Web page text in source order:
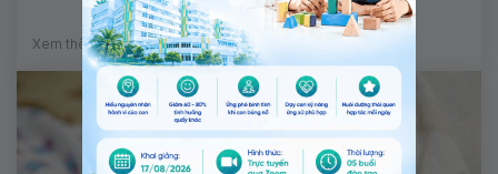
Xem thêm